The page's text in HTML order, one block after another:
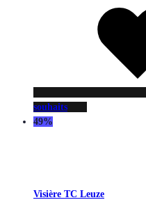
souhaits
49%
Visière TC Leuze